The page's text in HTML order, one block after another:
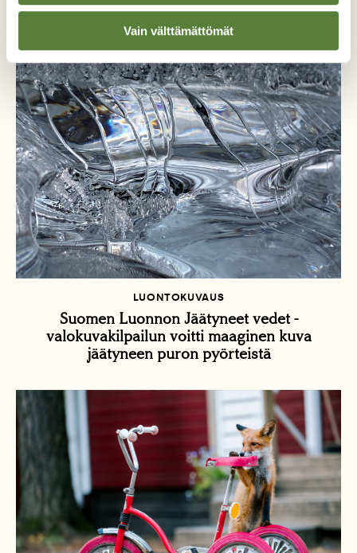
Vain välttämättömät
Lisää aiheesta
LUONTOKUVAUS
Suomen Luonnon Jäätyneet vedet -
valokuvakilpailun voitti maaginen kuva
jäätyneen puron pyörteistä